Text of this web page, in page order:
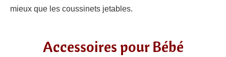
mieux que les coussinets jetables.
Accessoires pour Bébé